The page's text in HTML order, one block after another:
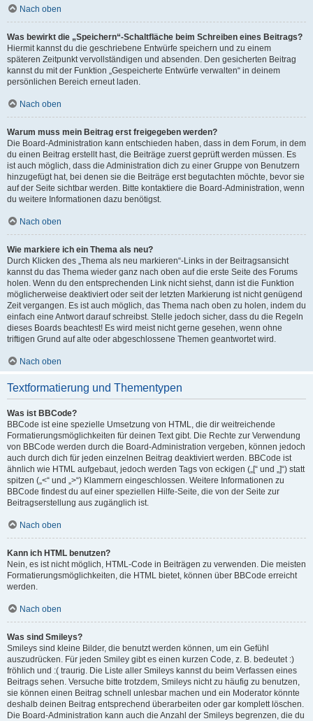
Nach oben
Was bewirkt die „Speichern“-Schaltfläche beim Schreiben eines Beitrags?
Hiermit kannst du die geschriebene Entwürfe speichern und zu einem
späteren Zeitpunkt vervollständigen und absenden. Den gesicherten Beitrag
kannst du mit der Funktion „Gespeicherte Entwürfe verwalten“ in deinem
persönlichen Bereich erneut laden.
Nach oben
Warum muss mein Beitrag erst freigegeben werden?
Die Board-Administration kann entschieden haben, dass in dem Forum, in dem
du einen Beitrag erstellt hast, die Beiträge zuerst geprüft werden müssen. Es
ist auch möglich, dass die Administration dich zu einer Gruppe von Benutzern
hinzugefügt hat, bei denen sie die Beiträge erst begutachten möchte, bevor sie
auf der Seite sichtbar werden. Bitte kontaktiere die Board-Administration, wenn
du weitere Informationen dazu benötigst.
Nach oben
Wie markiere ich ein Thema als neu?
Durch Klicken des „Thema als neu markieren“-Links in der Beitragsansicht
kannst du das Thema wieder ganz nach oben auf die erste Seite des Forums
holen. Wenn du den entsprechenden Link nicht siehst, dann ist die Funktion
möglicherweise deaktiviert oder seit der letzten Markierung ist nicht genügend
Zeit vergangen. Es ist auch möglich, das Thema nach oben zu holen, indem du
einfach eine Antwort darauf schreibst. Stelle jedoch sicher, dass du die Regeln
dieses Boards beachtest! Es wird meist nicht gerne gesehen, wenn ohne
triftigen Grund auf alte oder abgeschlossene Themen geantwortet wird.
Nach oben
Textformatierung und Thementypen
Was ist BBCode?
BBCode ist eine spezielle Umsetzung von HTML, die dir weitreichende
Formatierungsmöglichkeiten für deinen Text gibt. Die Rechte zur Verwendung
von BBCode werden durch die Board-Administration vergeben, können jedoch
auch durch dich für jeden einzelnen Beitrag deaktiviert werden. BBCode ist
ähnlich wie HTML aufgebaut, jedoch werden Tags von eckigen („[“ und „]“) statt
spitzen („<“ und „>“) Klammern eingeschlossen. Weitere Informationen zu
BBCode findest du auf einer speziellen Hilfe-Seite, die von der Seite zur
Beitragserstellung aus zugänglich ist.
Nach oben
Kann ich HTML benutzen?
Nein, es ist nicht möglich, HTML-Code in Beiträgen zu verwenden. Die meisten
Formatierungsmöglichkeiten, die HTML bietet, können über BBCode erreicht
werden.
Nach oben
Was sind Smileys?
Smileys sind kleine Bilder, die benutzt werden können, um ein Gefühl
auszudrücken. Für jeden Smiley gibt es einen kurzen Code, z. B. bedeutet :)
fröhlich und :( traurig. Die Liste aller Smileys kannst du beim Verfassen eines
Beitrags sehen. Versuche bitte trotzdem, Smileys nicht zu häufig zu benutzen,
sie können einen Beitrag schnell unlesbar machen und ein Moderator könnte
deshalb deinen Beitrag entsprechend überarbeiten oder gar komplett löschen.
Die Board-Administration kann auch die Anzahl der Smileys begrenzen, die du